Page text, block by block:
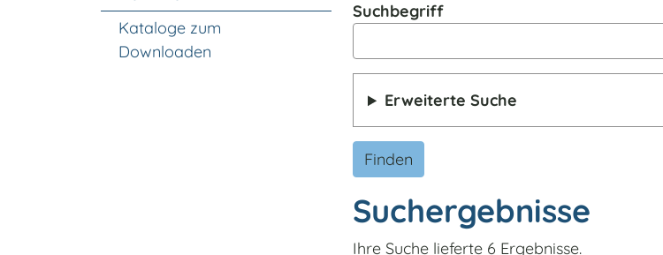
Suchbegriff
Erweiterte Suche
Finden
Suchergebnisse
Ihre Suche lieferte 6 Ergebnisse.
Kataloge zum
Downloaden